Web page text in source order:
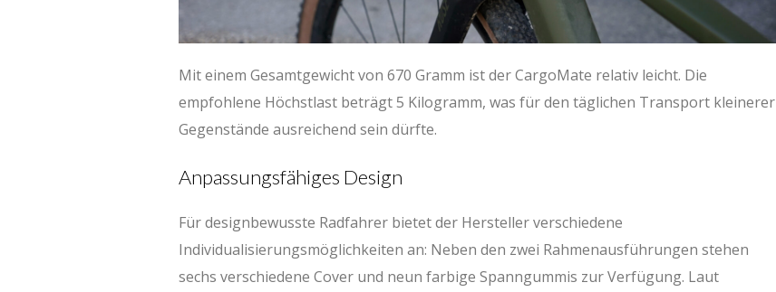
Mit einem Gesamtgewicht von 670 Gramm ist der CargoMate relativ leicht. Die
empfohlene Höchstlast beträgt 5 Kilogramm, was für den täglichen Transport kleinerer
Gegenstände ausreichend sein dürfte.
Anpassungsfähiges Design
Für designbewusste Radfahrer bietet der Hersteller verschiedene
Individualisierungsmöglichkeiten an: Neben den zwei Rahmenausführungen stehen
sechs verschiedene Cover und neun farbige Spanngummis zur Verfügung. Laut